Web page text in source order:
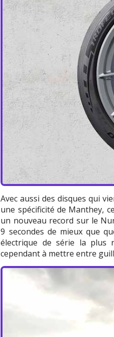
Avec aussi des disques qui
une spécificité de Manthey,
un nouveau record sur le
9 secondes de mieux que
électrique de série la plus
cependant à mettre entre